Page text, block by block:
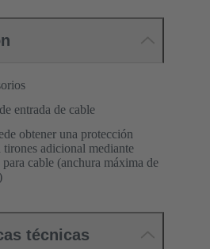
entrada de cable
obtener una protección
tirones adicional mediante
para cable (anchura máxima de
técnicas